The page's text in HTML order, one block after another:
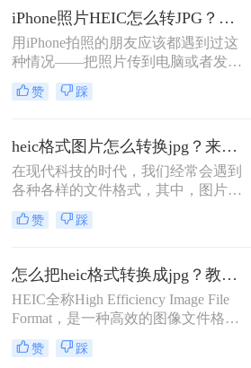
物。它作为苹果公司在iOS 11及后续
版本中引入的默认图像格式，旨在通
过更高效的压缩算法来节省存储空
间，同时保持图像的高品质。
iPhone照片HEIC怎么转JPG？试过几个管用的方法！
用iPhone拍照的朋友应该都遇到过这
种情况——把照片传到电脑或者发给
别人，结果对方打不开，文件后缀是
HEIC，不是熟悉的JPG。这是因为从
保存照片，体积小、画质好，但兼容
性确实是个问题。很多老旧设备、
Windows电脑、部分社交平台和网页
上传入口都不认这个格式。所
以"iphone照片heic怎么转jpg"成了不
少人的刚需。这篇文章按不同使用场
线转换、iPhone端设置和Mac自带工
具四条路子，帮你看完就能上手。
赞 踩
heic格式图片怎么转换jpg？来看看这三种简单的方法详解！
在现代科技的时代，我们经常会遇到
各种各样的文件格式，其中，图片格
式也是其中之一。HEIC（High
Efficiency Image File Format）格式作
JPG格式具备更高的压缩效率和更好
的图像质量。然而，由于HEIC格式的
兼容性问题，它并不适用于所有设备
和软件。所以，当我们将HEIC格式的
图片转换为JPG格式时，就需要借助
一些工具和技巧。那么heic格式图片
赞 踩
怎么把heic格式转换成jpg？教你三种简单的图片格式转换方法！
HEIC全称High Efficiency Image File
Format，是一种高效的图像文件格
式，由Moving Picture Experts
Group（MPEG）制定。HEIC在图片
赞 踩